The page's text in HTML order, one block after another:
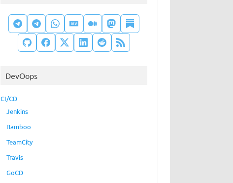
DevOops
CI/CD
Jenkins
Bamboo
TeamCity
Travis
GoCD